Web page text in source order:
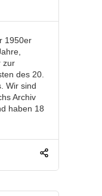
1950er
zur
des 20.
Wir sind
Archiv
haben 18